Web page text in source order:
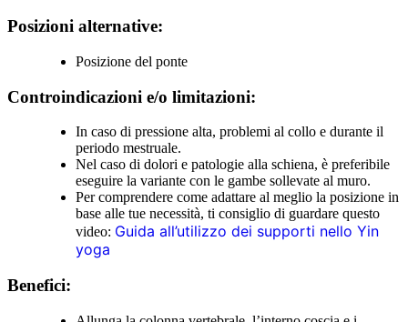
Posizioni alternative:
Posizione del ponte
Controindicazioni e/o limitazioni:
In caso di pressione alta, problemi al collo e durante il
periodo mestruale.
Nel caso di dolori e patologie alla schiena, è preferibile
eseguire la variante con le gambe sollevate al muro.
Per comprendere come adattare al meglio la posizione in
base alle tue necessità, ti consiglio di guardare questo
video: Guida all’utilizzo dei supporti nello Yin
yoga
Benefici: